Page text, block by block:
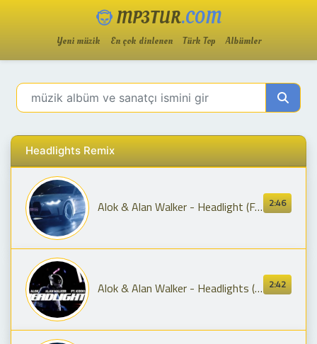
MP3TUR.COM
Yeni müzik En çok dinlenen Türk Top Albümler
Headlights Remix
2:46
Alok & Alan Walker - Headlight (Fajar Asia Remix) feat. KIDDO | TikTok
2:42
Alok & Alan Walker - Headlights (feat. KIDDO) [Official Lyric Video]